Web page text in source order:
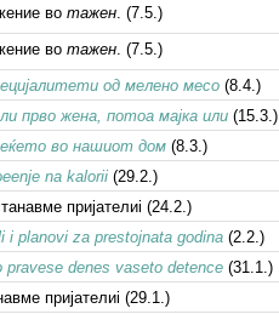
во тажен. (7.5.)
во тажен. (7.5.)
од мелено месо(8.4.)
прво жена, потоа мајка или(15.3.)
во нашиот дом(8.3.)
na kalorii(29.2.)
пријателиi (24.2.)
i planovi za prestojnata godina(2.2.)
pravese denes vaseto detence(31.1.)
пријателиi (29.1.)